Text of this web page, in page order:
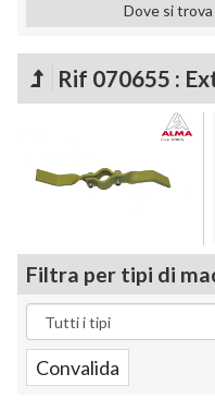
Dove si
Rif 070655 :
Filtra per tipi di